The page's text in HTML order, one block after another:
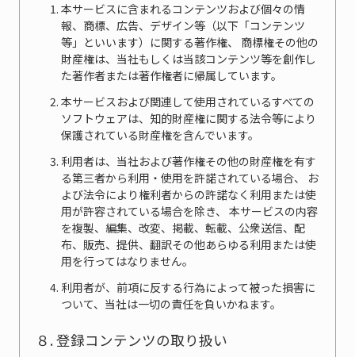
本サービスに含まれるコンテンツおよび個々の情
報、商標、広告、デザイン等（以下「コンテンツ
等」といいます）に関する著作権、 商標権その他の
財産権は、当社もしくは当該コンテンツ等を創作し
た著作者または著作権者に帰属しています。
本サービスおよび関連して使用されているすべての
ソフトウェアは、知的財産権に関する法令等により
保護されている財産権を含んでいます。
利用者は、当社および著作権その他の財産権を有す
る第三者から利用・使用を許諾されている場合、 お
よび法令により権利者からの許諾なく利用または使
用が許容されている場合を除き、 本サービスの内容
を複製、編集、改変、掲載、転載、公衆送信、配
布、販売、提供、翻訳その他あらゆる利用または使
用を行ってはなりません。
利用者が、前項に反する行為によって被った損害に
ついて、当社は一切の責任を負いかねます。
８. 登録コンテンツの取り扱い